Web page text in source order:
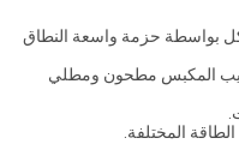
بواسطة حزمة واسعة النطاق
المكبس مطحون ومطلي
المختلفة.